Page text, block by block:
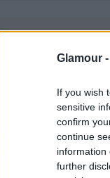
Glamour -
If you wish
sensitive
confirm
continue
information
further
Küldés